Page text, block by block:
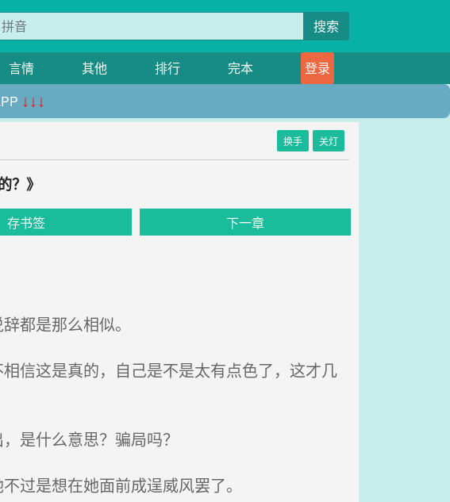
搜索
言情 其他 排行 完本
登录
↓↓↓
换手 关灯
？》
存书签 下一章
都是那么相似。
信这是真的，自己是不是太有点色了，这才几
是什么意思？骗局吗？
过是想在她面前成逞威风罢了。